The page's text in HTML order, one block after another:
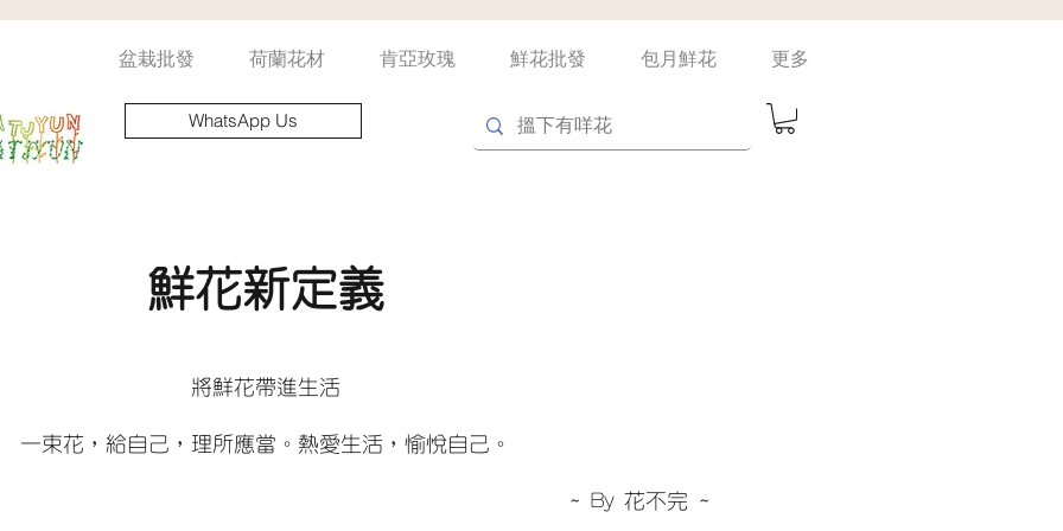
盆栽批發 荷蘭花材 肯亞玫瑰 鮮花批發 包月鮮花 更多
WhatsApp Us
鮮花新定義
將鮮花帶進生活
一束花，給自己，理所應當。熱愛生活，愉悅自己。
花不完 ~